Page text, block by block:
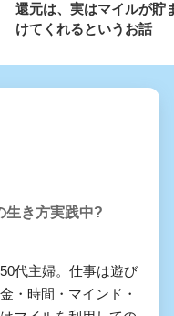
還元は、実はマイルが貯
けてくれるというお話
生き方実践中?
代主婦。仕事は遊び
・時間・マインド・